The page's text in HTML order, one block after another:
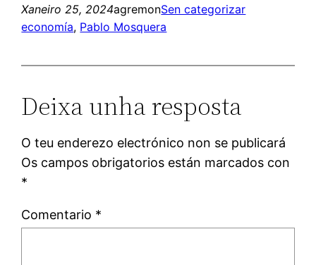
Xaneiro 25, 2024agremonSen categorizar
economía, Pablo Mosquera
Deixa unha resposta
O teu enderezo electrónico non se publicará
Os campos obrigatorios están marcados con
*
Comentario *